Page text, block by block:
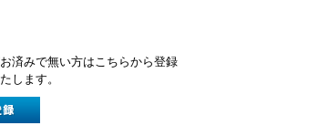
済みで無い方はこちらから登録
します。